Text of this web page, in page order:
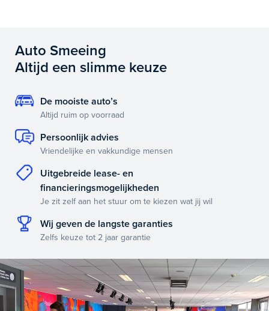
Auto Smeeing
Altijd een slimme keuze
De mooiste auto’s
Altijd ruim op voorraad
Persoonlijk advies
Vriendelijke en vakkundige mensen
Uitgebreide lease- en
financieringsmogelijkheden
Je zit zelf aan het stuur om te kiezen wat jij wil
Wij geven de langste garanties
Zelfs keuze tot 2 jaar garantie